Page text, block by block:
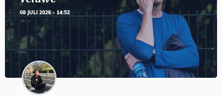
08 JULI 2026 - 14:52